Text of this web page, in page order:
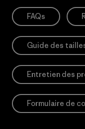
FAQs
Guide des
Entretien des
Formulaire de